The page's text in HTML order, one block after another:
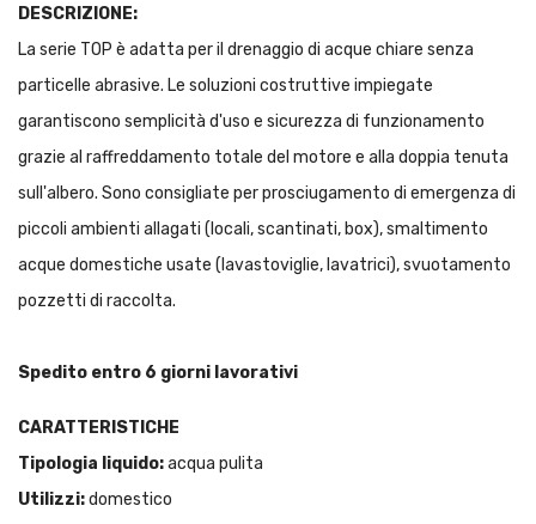
DESCRIZIONE:
La serie TOP è adatta per il drenaggio di acque chiare senza
particelle abrasive. Le soluzioni costruttive impiegate
garantiscono semplicità d'uso e sicurezza di funzionamento
grazie al raffreddamento totale del motore e alla doppia tenuta
sull'albero. Sono consigliate per prosciugamento di emergenza di
piccoli ambienti allagati (locali, scantinati, box), smaltimento
acque domestiche usate (lavastoviglie, lavatrici), svuotamento
pozzetti di raccolta.
Spedito entro 6 giorni lavorativi
CARATTERISTICHE
Tipologia liquido:acqua pulita
Utilizzi:domestico